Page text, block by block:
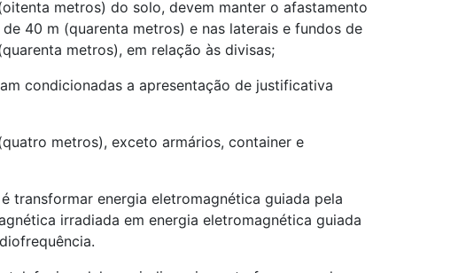
metros) do solo, devem manter o afastamento
40 m (quarenta metros) e nas laterais e fundos de
metros), em relação às divisas;
condicionadas a apresentação de justificativa
metros), exceto armários, container e
transformar energia eletromagnética guiada pela
irradiada em energia eletromagnética guiada